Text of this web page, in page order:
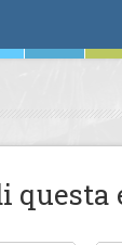
questa